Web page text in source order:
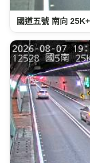
國道五號 南向